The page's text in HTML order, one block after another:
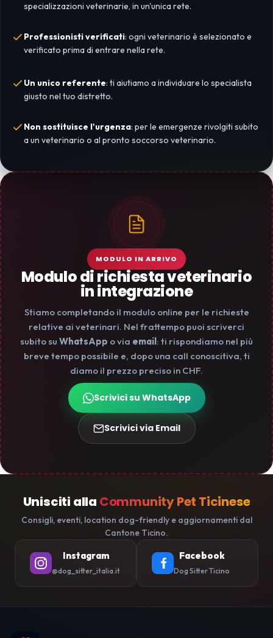
specializzazioni veterinarie, in un'unica rete.
Professionisti verificati: ogni veterinario è selezionato e
verificato prima di entrare nella rete.
Un unico referente: ti aiutiamo a individuare lo specialista
giusto nel tuo distretto.
Non sostituisce l'urgenza: per le emergenze rivolgiti subito
a un veterinario o al pronto soccorso veterinario.
MODULO IN ARRIVO
Modulo di richiesta veterinario
in integrazione
Stiamo completando il modulo online per le richieste
relative ai veterinari. Nel frattempo puoi scriverci
subito su WhatsApp o via email : ti rispondiamo nel più
breve tempo possibile e, dopo una call conoscitiva, ti
diamo il prezzo preciso in CHF.
Scrivici su WhatsApp
Scrivici via Email
Unisciti alla Community Pet Ticinese
Consigli, eventi, location dog-friendly e aggiornamenti dal
Cantone Ticino.
Instagram
@dog_sitter_italia.it
Facebook
Dog Sitter Ticino